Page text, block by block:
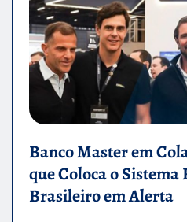
Banco Master em
que Coloca o
Brasileiro em Alerta